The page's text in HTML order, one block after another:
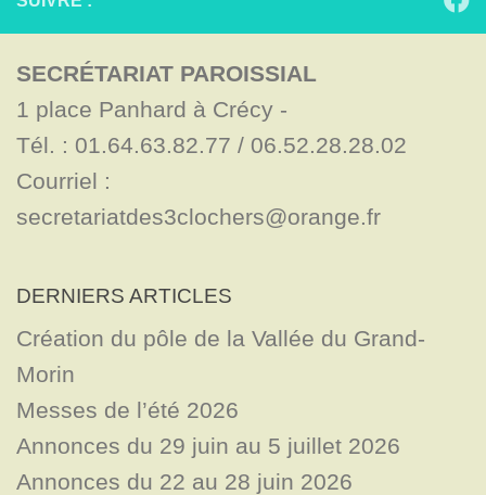
SECRÉTARIAT PAROISSIAL
1 place Panhard à Crécy -
Tél. : 01.64.63.82.77 / 06.52.28.28.02
Courriel :
secretariatdes3clochers@orange.fr
DERNIERS ARTICLES
Création du pôle de la Vallée du Grand-
Morin
Messes de l’été 2026
Annonces du 29 juin au 5 juillet 2026
Annonces du 22 au 28 juin 2026